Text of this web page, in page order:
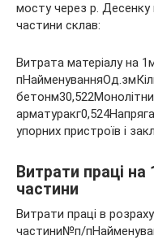
мосту через р. Десенку
частини склав:
Витрата матеріалу на
упорних пристроїв і
Витрати праці
частини
Витрати праці в
частини№п/